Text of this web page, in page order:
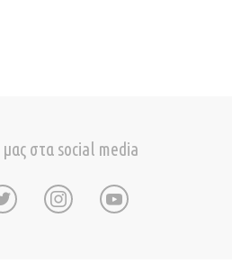
στα social media